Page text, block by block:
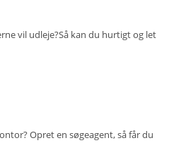
vil udleje?Så kan du hurtigt og let
Opret en søgeagent, så får du